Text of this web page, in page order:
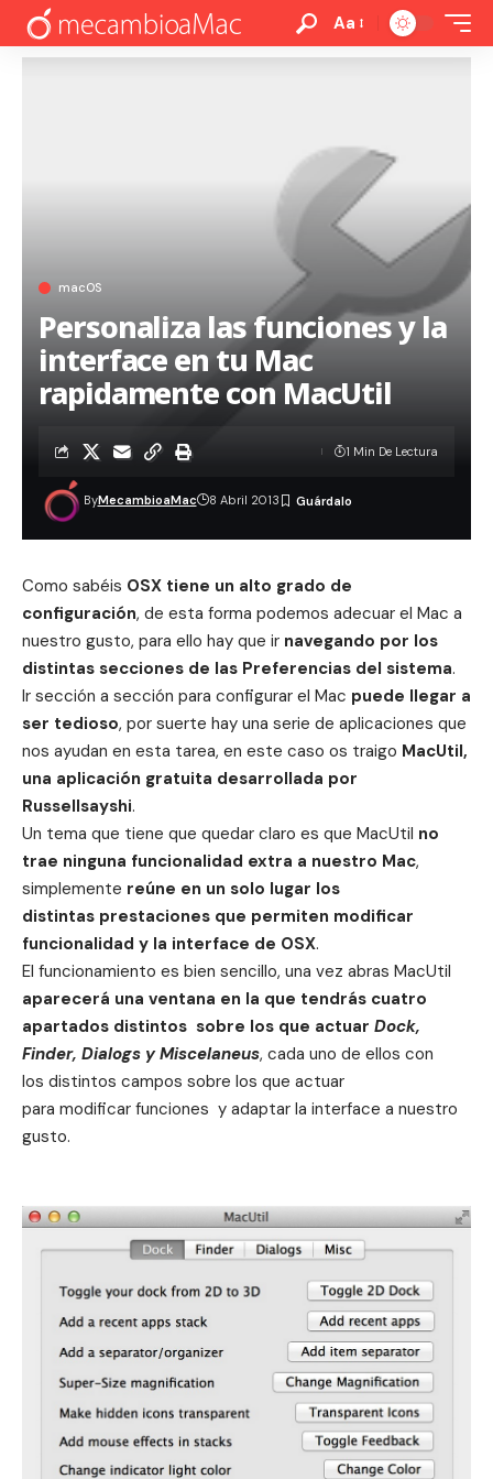
Aa
macOS
Personaliza las funciones y la
interface en tu Mac
rapidamente con MacUtil
ByMecambioaMac 8 Abril 2013
1 Min De Lectura
Como sabéis OSX tiene un alto grado de
configuración, de esta forma podemos adecuar el Mac a
nuestro gusto, para ello hay que ir navegando por los
distintas secciones de las Preferencias del sistema.
Ir sección a sección para configurar el Mac puede llegar a
ser tedioso, por suerte hay una serie de aplicaciones que
nos ayudan en esta tarea, en este caso os traigo MacUtil,
una aplicación gratuita desarrollada por
Russellsayshi.
Un tema que tiene que quedar claro es que MacUtil no
trae ninguna funcionalidad extra a nuestro Mac,
simplemente reúne en un solo lugar los
distintas prestaciones que permiten modificar
funcionalidad y la interface de OSX.
El funcionamiento es bien sencillo, una vez abras MacUtil
aparecerá una ventana en la que tendrás cuatro
apartados distintos sobre los que actuar Dock,
Finder, Dialogs y Miscelaneus, cada uno de ellos con
los distintos campos sobre los que actuar
para modificar funciones y adaptar la interface a nuestro
gusto.